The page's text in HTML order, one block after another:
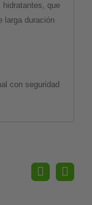
que
larga duración
con seguridad